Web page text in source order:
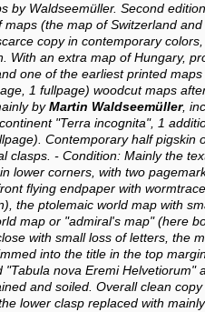
by Waldseemüller. Second
(the map of Switzerland
copy in contemporary
With an extra map of Hungary,
one of the earliest printed
1 fullpage) woodcut maps
byMartin Waldseemüller,
"Terra incognita", 1
Contemporary half pigskin
clasps. - Condition: Mainly the
lower corners, with two
flying endpaper with
the ptolemaic world map with
map or "admiral's map" (here
with small loss of letters, the
into the title in the top
nova Eremi
and soiled. Overall clean
lower clasp replaced with